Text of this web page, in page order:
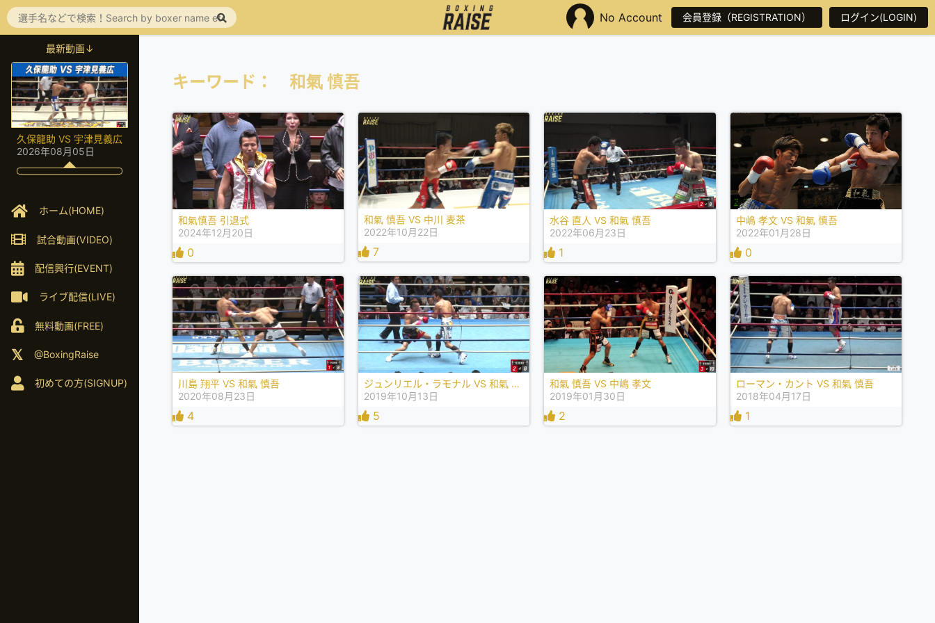
No Account 会員登録（REGISTRATION） ログイン(LOGIN)
最新動画↓
久保龍助 VS 宇津見義広
2026年08月05日
ホーム(HOME)
試合動画(VIDEO)
配信興行(EVENT)
ライブ配信(LIVE)
無料動画(FREE)
@BoxingRaise
初めての方(SIGNUP)
キーワード： 和氣 慎吾
和氣慎吾 引退式
2024年12月20日
0
和氣 慎吾 VS 中川 麦茶
2022年10月22日
7
水谷 直人 VS 和氣 慎吾
2022年06月23日
1
中嶋 孝文 VS 和氣 慎吾
2022年01月28日
0
川島 翔平 VS 和氣 慎吾
2020年08月23日
4
ジュンリエル・ラモナル VS 和氣 慎吾
2019年10月13日
5
和氣 慎吾 VS 中嶋 孝文
2019年01月30日
2
ローマン・カント VS 和氣 慎吾
2018年04月17日
1